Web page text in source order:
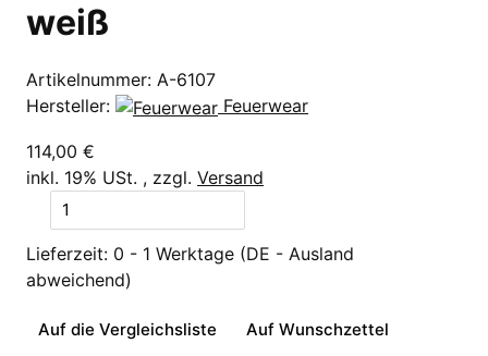
weiß
Artikelnummer: A-6107
Hersteller:
Feuerwear
114,00 €
inkl. 19% USt. , zzgl. Versand
Lieferzeit: 0 - 1 Werktage (DE - Ausland
abweichend)
Auf die Vergleichsliste
Auf Wunschzettel